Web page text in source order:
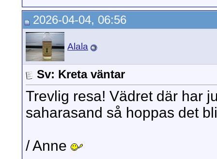
2026-04-04, 06:56
Alala
Sv: Kreta väntar
Trevlig resa! Vädret där har
saharasand så hoppas det
/ Anne